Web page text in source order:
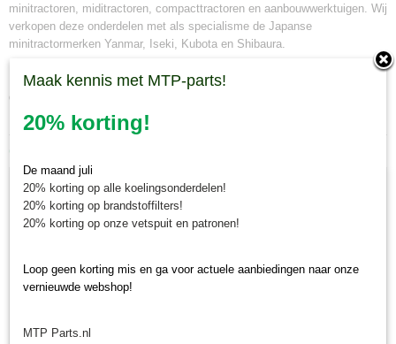
minitractoren, miditractoren, compacttractoren en aanbouwwerktuigen. Wij
verkopen deze onderdelen met als specialisme de Japanse
minitractormerken Yanmar, Iseki, Kubota en Shibaura.
Minitractorparts.nl heeft een groot assortiment onderdelen, waaronder
deze sticker, voor uw Iseki Landhope TU 205.
Maak kennis met MTP-parts!
20% korting!
De maand juli
20% korting op alle koelingsonderdelen!
20% korting op brandstoffilters!
20% korting op onze vetspuit en patronen!
Loop geen korting mis en ga voor actuele aanbiedingen naar onze
vernieuwde webshop!
MTP Parts.nl